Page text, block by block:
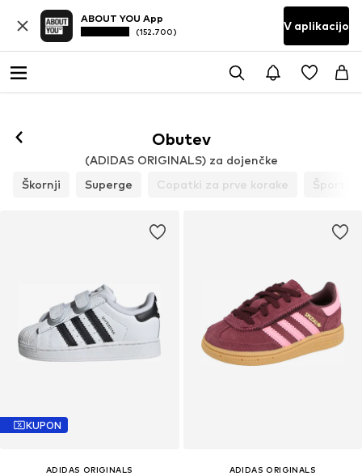
ABOUT YOU App
(152.700) V aplikacijo
Obutev
(ADIDAS ORIGINALS) za dojenčke
Škornji
Superge Copatki za prve korake Športi
KUPON
ADIDAS ORIGINALS
ADIDAS ORIGINALS